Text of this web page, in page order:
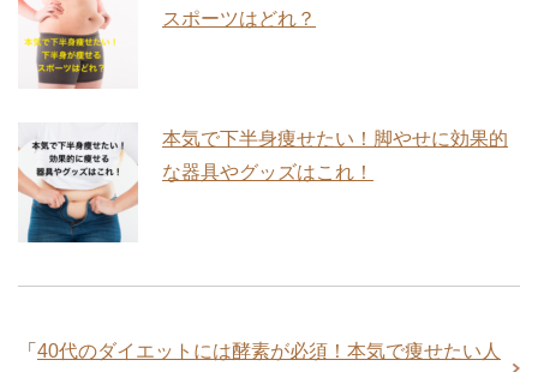
スポーツはどれ？
本気で下半身痩せたい！脚やせに効果的
な器具やグッズはこれ！
「 40代のダイエットには酵素が必須！本気で痩せたい人